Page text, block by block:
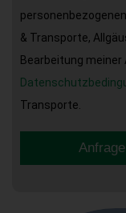
& Transporte,
Bearbeitung meiner
Transporte.